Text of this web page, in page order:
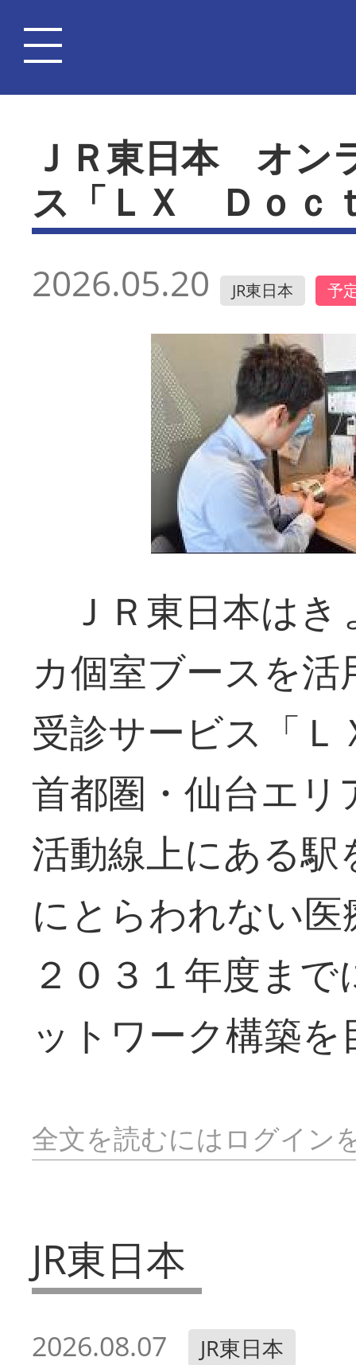
ＪＲ東日本 オン
ス「ＬＸ Ｄｏｃ
2026.05.20 JR東日本 予
ＪＲ東日本はき
カ個室ブースを
受診サービス「
首都圏・仙台エ
活動線上にある
にとらわれない
２０３１年度ま
ットワーク構築を
全文を読むにはログイン
JR東日本
2026.08.07 JR東日本